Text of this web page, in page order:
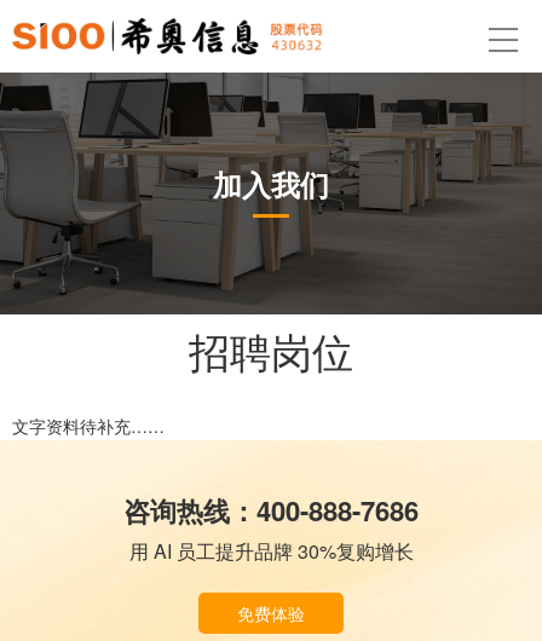
加入我们
招聘岗位
文字资料待补充……
咨询热线：400-888-7686
用 AI 员工提升品牌 30%复购增长
免费体验